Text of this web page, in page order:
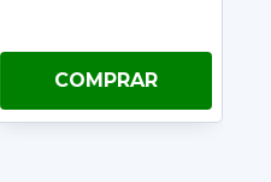
COMPRAR